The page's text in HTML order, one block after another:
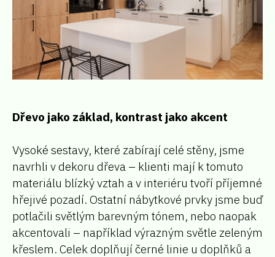
Dřevo jako základ, kontrast jako akcent
Vysoké sestavy, které zabírají celé stěny, jsme
navrhli v dekoru dřeva – klienti mají k tomuto
materiálu blízký vztah a v interiéru tvoří příjemné
hřejivé pozadí. Ostatní nábytkové prvky jsme buď
potlačili světlým barevným tónem, nebo naopak
akcentovali – například výrazným světle zeleným
křeslem. Celek doplňují černé linie u doplňků a